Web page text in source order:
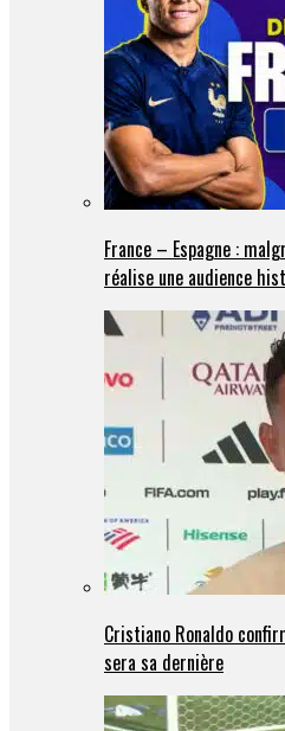
France – Espagne :
réalise une audience
Cristiano Ronaldo
sera sa dernière